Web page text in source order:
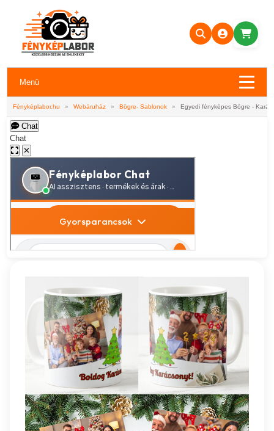
Menü
Fényképlabor.hu » Webáruház » Bögre- Sablonok » Egyedi fényképes Bögre -
Chat
Chat
✕